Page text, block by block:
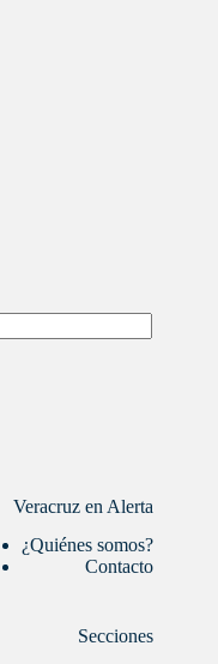
Veracruz en Alerta
¿Quiénes somos?
Contacto
Secciones